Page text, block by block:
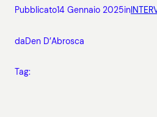
Pubblicato14 Gennaio 2025in
daDen D’Abrosca
Tag: